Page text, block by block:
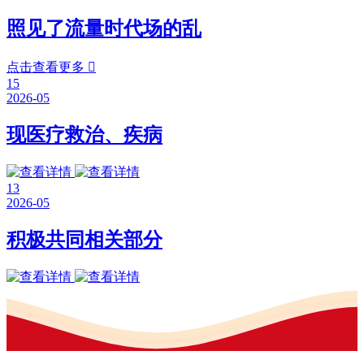
照见了流量时代场的乱
点击查看更多 
15
2026-05
现医疗救治、疾病
13
2026-05
积极共同相关部分